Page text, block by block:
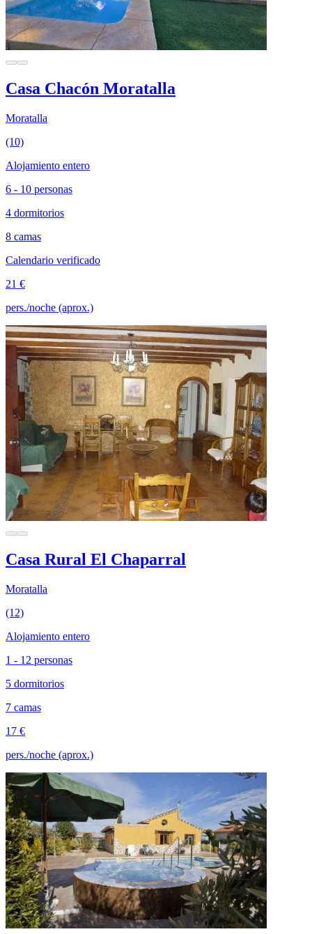
Casa Chacón Moratalla
Moratalla
(10)
Alojamiento entero
6 - 10 personas
4 dormitorios
8 camas
Calendario verificado
21 €
pers./noche (aprox.)
Casa Rural El Chaparral
Moratalla
(12)
Alojamiento entero
1 - 12 personas
5 dormitorios
7 camas
17 €
pers./noche (aprox.)